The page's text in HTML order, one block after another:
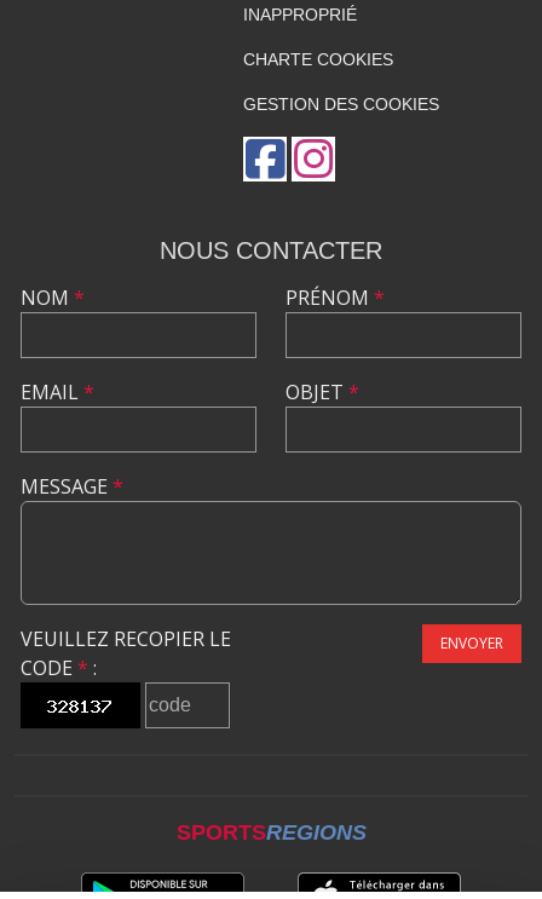
INAPPROPRIÉ
CHARTE COOKIES
GESTION DES COOKIES
NOUS CONTACTER
NOM *
EMAIL*
PRÉNOM *
OBJET *
MESSAGE *
VEUILLEZ RECOPIER LE
CODE * :
ENVOYER
SPORTSREGIONS